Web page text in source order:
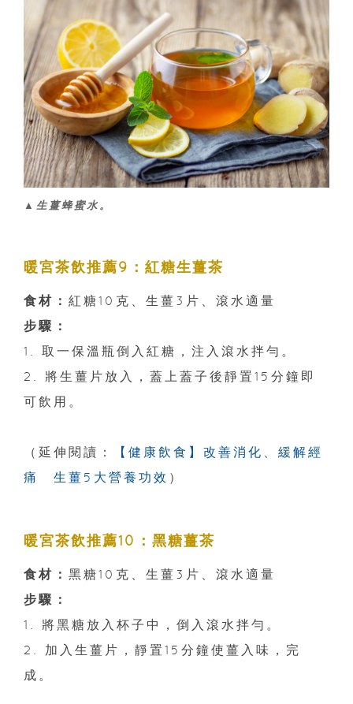
▲生薑蜂蜜水。
暖宮茶飲推薦9：紅糖生薑茶
食材： 紅糖10克、生薑3片、滾水適量
步驟：
1. 取一保溫瓶倒入紅糖，注入滾水拌勻。
2. 將生薑片放入，蓋上蓋子後靜置15分鐘即
可飲用。
（延伸閱讀：
【健康飲食】改善消化、緩解經
痛 生薑5大營養功效 ）
暖宮茶飲推薦10：黑糖薑茶
食材： 黑糖10克、生薑3片、滾水適量
步驟：
1. 將黑糖放入杯子中，倒入滾水拌勻。
2. 加入生薑片，靜置15分鐘使薑入味，完
成。